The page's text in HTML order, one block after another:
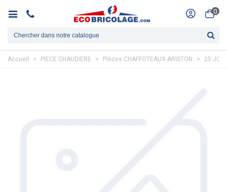
0
Accueil > PIECE CHAUDIERE > Pièces CHAFFOTEAUX-ARISTON > 25